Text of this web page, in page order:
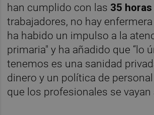
han cumplido con las 35 horas
trabajadores, no hay
ha habido un impulso a la
primaria" y ha añadido que “lo
tenemos es una sanidad
dinero y un política de
que los profesionales se vayan